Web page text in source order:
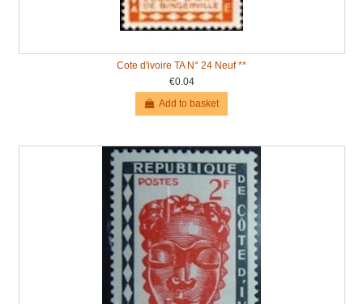
Cote d'ivoire TA N° 24 Neuf **
€0.04
Add to basket